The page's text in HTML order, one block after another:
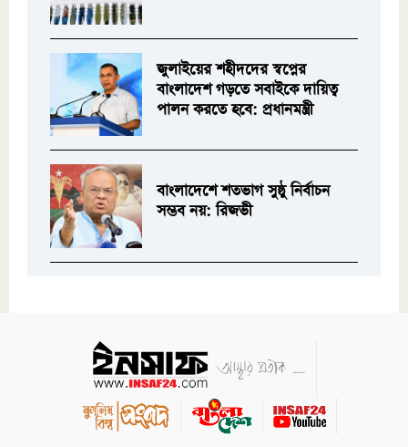
জুলাইয়ের শহীদদের স্বপ্নের
বাংলাদেশ গড়তে সবাইকে দায়িত্ব
পালন করতে হবে: প্রধানমন্ত্রী
বাংলাদেশে শতভাগ সুষ্ঠু নির্বাচন
সম্ভব নয়: রিজভী